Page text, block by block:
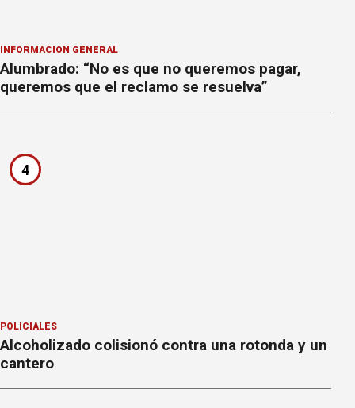
INFORMACION GENERAL
Alumbrado: “No es que no queremos pagar,
queremos que el reclamo se resuelva”
4
POLICIALES
Alcoholizado colisionó contra una rotonda y un
cantero